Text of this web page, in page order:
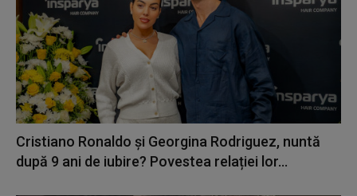
Cristiano Ronaldo și Georgina Rodriguez, nuntă
după 9 ani de iubire? Povestea relației lor...